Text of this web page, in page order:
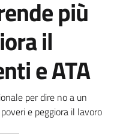
più
il
e ATA
per dire no a un
e peggiora il lavoro